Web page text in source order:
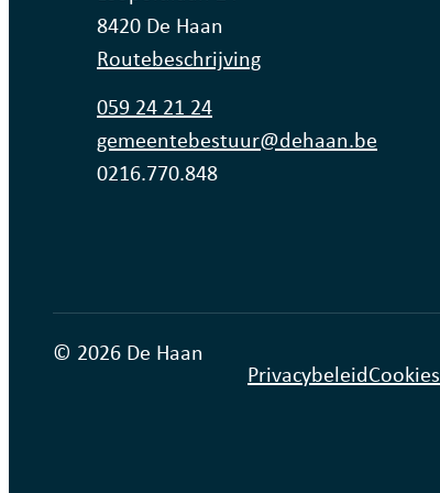
,8420 De Haan
Routebeschrijving
059 24 21 24
E-mailgemeentebestuur@dehaan.be
Ondernemingsnummer
0216.770.848
© 2026 De Haan
PrivacybeleidCookies